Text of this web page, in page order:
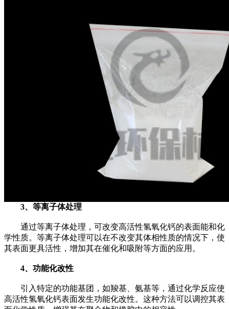
3、等离子体处理
通过等离子体处理，可改变高活性氢氧化钙的表面能和化
学性质。等离子体处理可以在不改变其体相性质的情况下，使
其表面更具活性，增加其在催化和吸附等方面的应用。
4、功能化改性
引入特定的功能基团，如羧基、氨基等，通过化学反应使
高活性氢氧化钙表面发生功能化改性。这种方法可以调控其表